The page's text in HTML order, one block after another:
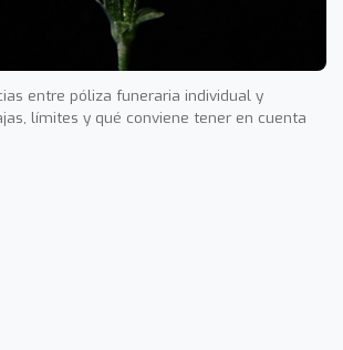
entre póliza funeraria individual y
límites y qué conviene tener en cuenta